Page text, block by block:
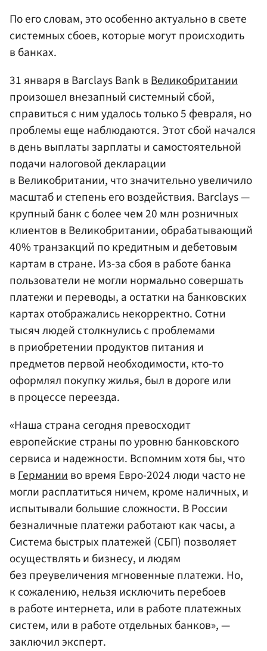
По его словам, это особенно актуально в свете
системных сбоев, которые могут происходить
в банках.
31 января в Barclays Bank вВеликобритании
произошел внезапный системный сбой,
справиться с ним удалось только 5 февраля, но
проблемы еще наблюдаются. Этот сбой начался
в день выплаты зарплаты и самостоятельной
подачи налоговой декларации
в Великобритании, что значительно увеличило
масштаб и степень его воздействия. Barclays —
крупный банк с более чем 20 млн розничных
клиентов в Великобритании, обрабатывающий
40% транзакций по кредитным и дебетовым
картам в стране. Из-за сбоя в работе банка
пользователи не могли нормально совершать
платежи и переводы, а остатки на банковских
картах отображались некорректно. Сотни
тысяч людей столкнулись с проблемами
в приобретении продуктов питания и
предметов первой необходимости, кто-то
оформлял покупку жилья, был в дороге или
в процессе переезда.
«Наша страна сегодня превосходит
европейские страны по уровню банковского
сервиса и надежности. Вспомним хотя бы, что
вГерманииво время Евро-2024 люди часто не
могли расплатиться ничем, кроме наличных, и
испытывали большие сложности. В России
безналичные платежи работают как часы, а
Система быстрых платежей (СБП) позволяет
осуществлять и бизнесу, и людям
без преувеличения мгновенные платежи. Но,
к сожалению, нельзя исключить перебоев
в работе интернета, или в работе платежных
систем, или в работе отдельных банков», —
заключил эксперт.